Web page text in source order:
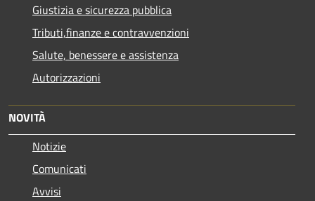
Giustizia e sicurezza pubblica
Tributi,finanze e contravvenzioni
Salute, benessere e assistenza
Autorizzazioni
NOVITÀ
Notizie
Comunicati
Avvisi